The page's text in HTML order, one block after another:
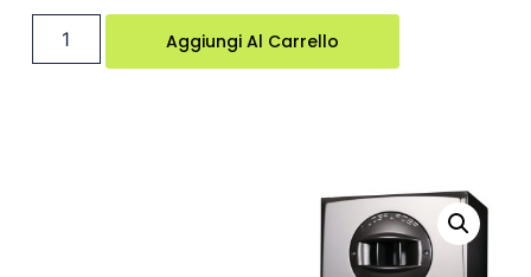
Aggiungi Al Carrello